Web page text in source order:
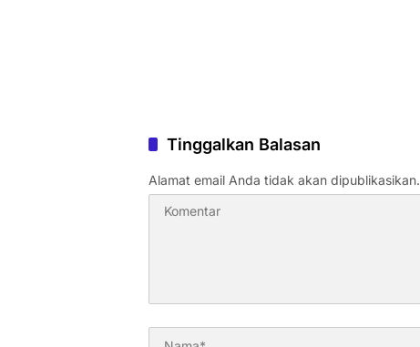
Tinggalkan Balasan
Alamat email Anda tidak akan dipublikasikan.